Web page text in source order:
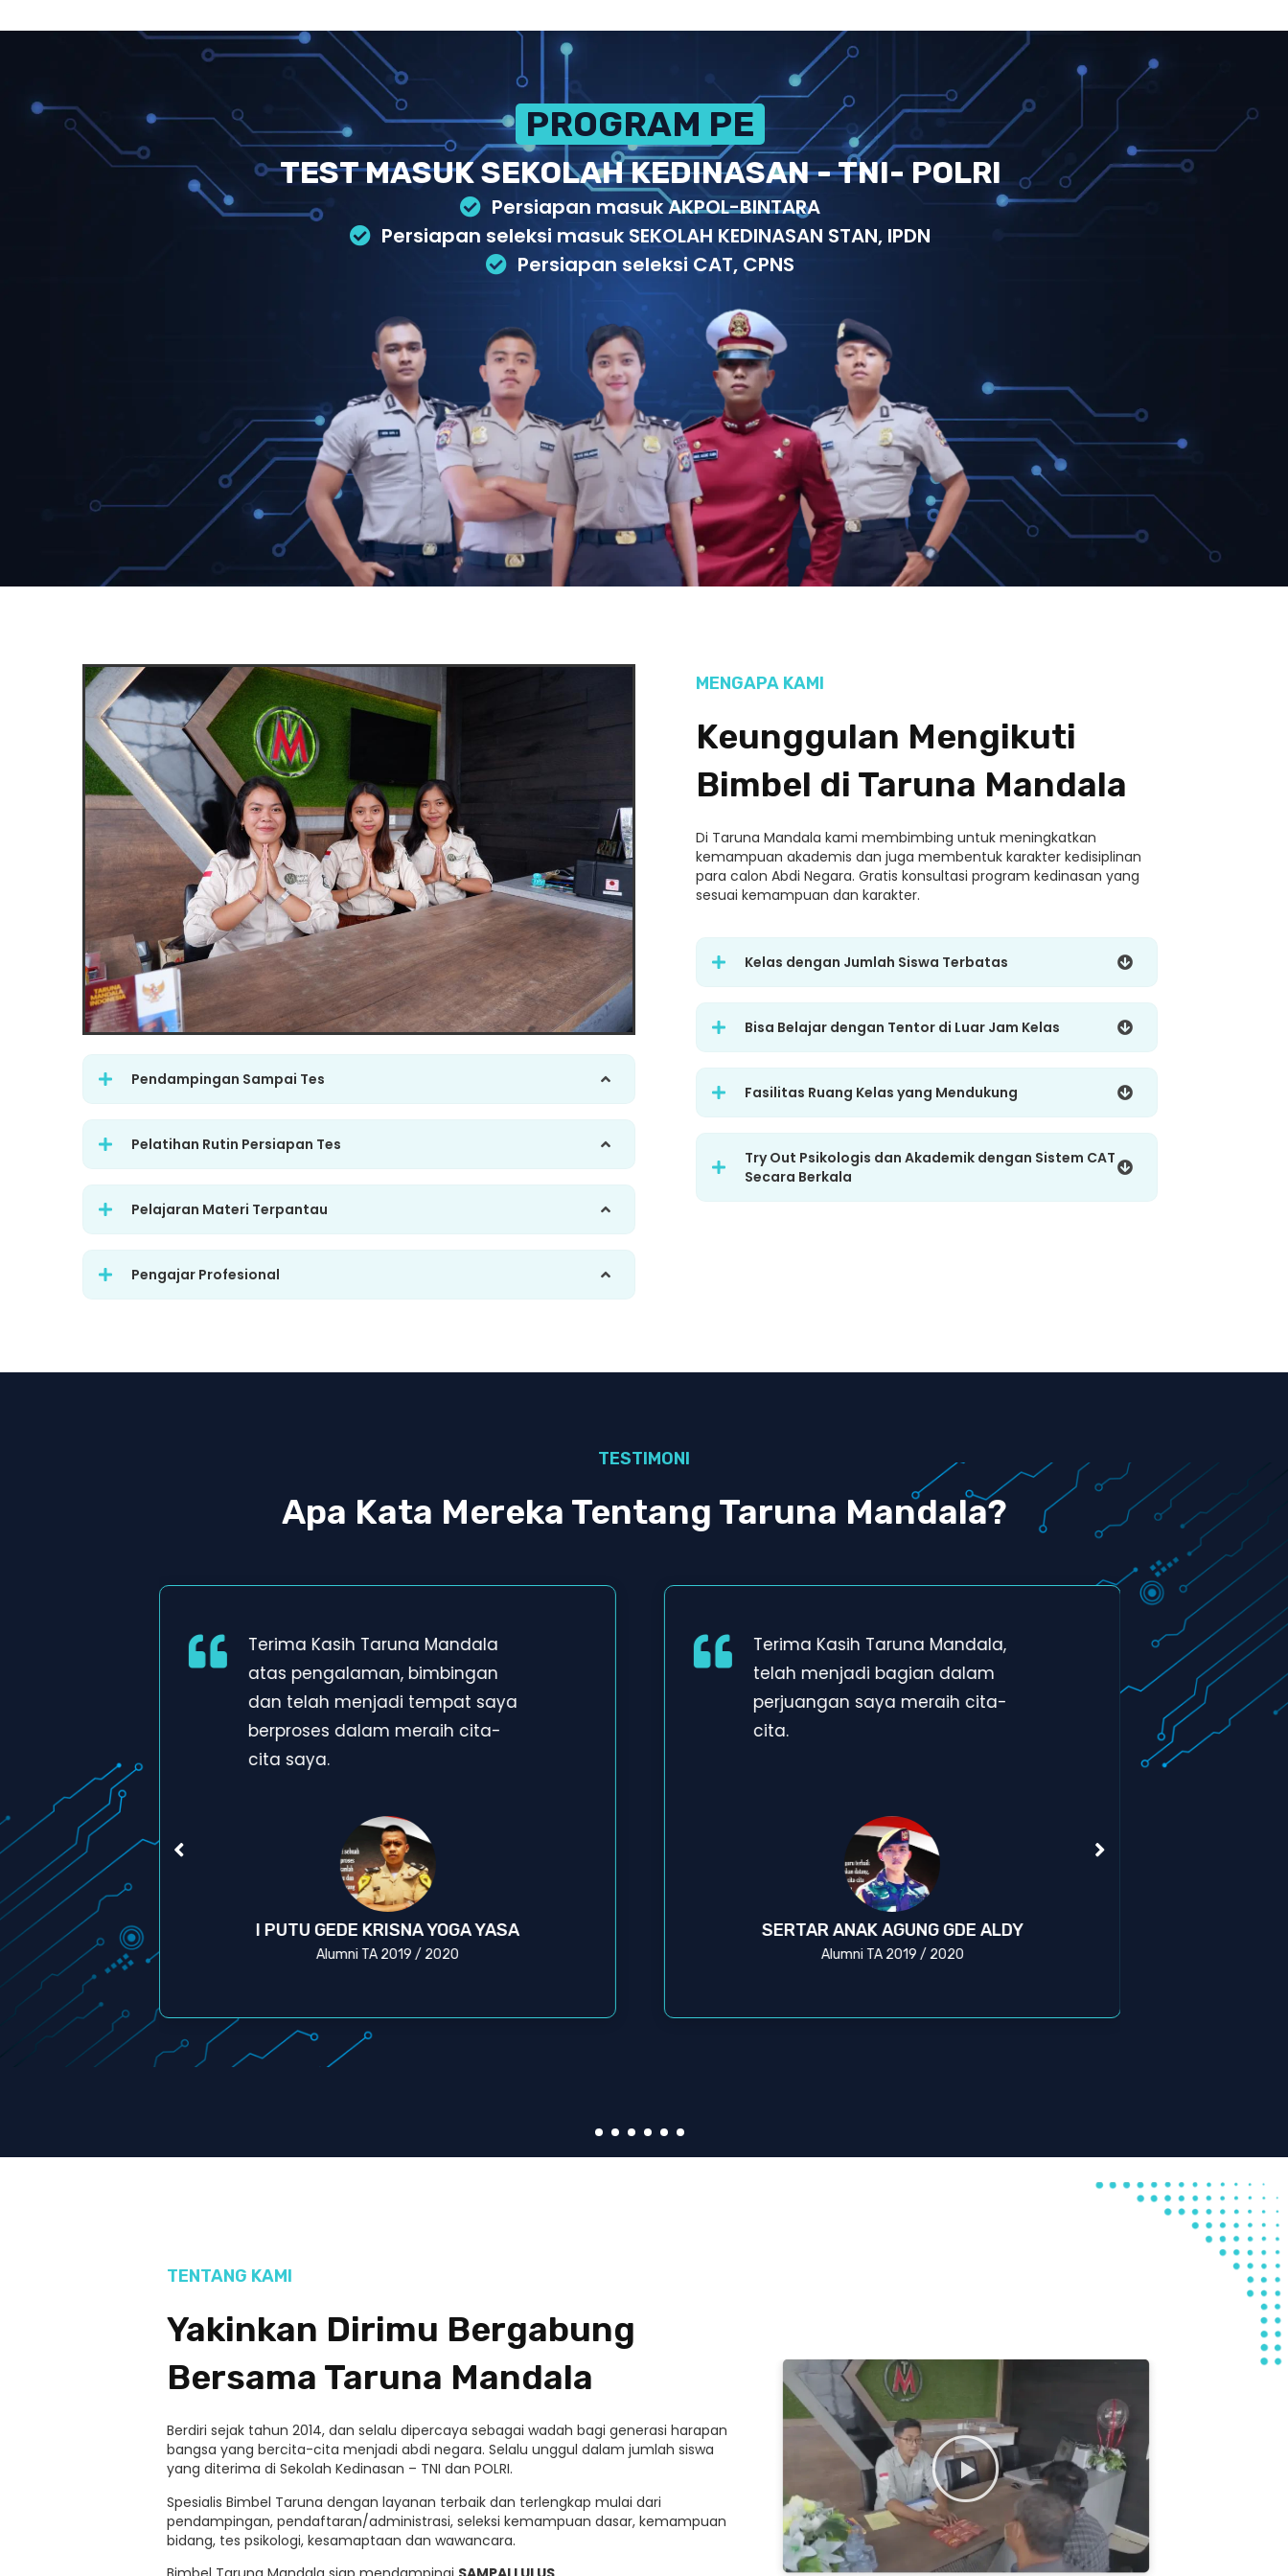
PROGRAM PERSIAPAN
TEST MASUK SEKOLAH KEDINASAN - TNI- POLRI
Persiapan masuk AKPOL-BINTARA
Persiapan seleksi masuk SEKOLAH KEDINASAN STAN, IPDN
Persiapan seleksi CAT, CPNS
Pendampingan Sampai Tes
Pelatihan Rutin Persiapan Tes
Pelajaran Materi Terpantau
Pengajar Profesional
MENGAPA KAMI
Keunggulan Mengikuti
Bimbel di Taruna Mandala
Di Taruna Mandala kami membimbing untuk meningkatkan
kemampuan akademis dan juga membentuk karakter kedisiplinan
para calon Abdi Negara. Gratis konsultasi program kedinasan yang
sesuai kemampuan dan karakter.
Kelas dengan Jumlah Siswa Terbatas
Bisa Belajar dengan Tentor di Luar Jam Kelas
Fasilitas Ruang Kelas yang Mendukung
Try Out Psikologis dan Akademik dengan Sistem CAT
Secara Berkala
TESTIMONI
Apa Kata Mereka Tentang Taruna Mandala?
I PUTU GEDE KRISNA YOGA YASA
Alumni TA 2019 / 2020
Terima Kasih Taruna Mandala
atas pengalaman, bimbingan
dan telah menjadi tempat saya
berproses dalam meraih cita-
cita saya.
SERTAR ANAK AGUNG GDE ALDY
Alumni TA 2019 / 2020
Terima Kasih Taruna Mandala,
telah menjadi bagian dalam
perjuangan saya meraih cita-
cita.
TENTANG KAMI
Yakinkan Dirimu Bergabung
Bersama Taruna Mandala
Berdiri sejak tahun 2014, dan selalu dipercaya sebagai wadah bagi generasi harapan
bangsa yang bercita-cita menjadi abdi negara. Selalu unggul dalam jumlah siswa
yang diterima di Sekolah Kedinasan – TNI dan POLRI.
Spesialis Bimbel Taruna dengan layanan terbaik dan terlengkap mulai dari
pendampingan, pendaftaran/administrasi, seleksi kemampuan dasar, kemampuan
bidang, tes psikologi, kesamaptaan dan wawancara.